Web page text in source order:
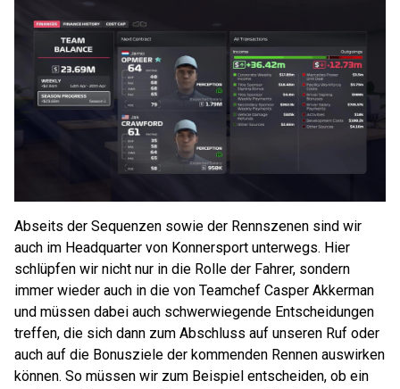
Abseits der Sequenzen sowie der Rennszenen sind wir
auch im Headquarter von Konnersport unterwegs. Hier
schlüpfen wir nicht nur in die Rolle der Fahrer, sondern
immer wieder auch in die von Teamchef Casper Akkerman
und müssen dabei auch schwerwiegende Entscheidungen
treffen, die sich dann zum Abschluss auf unseren Ruf oder
auch auf die Bonusziele der kommenden Rennen auswirken
können. So müssen wir zum Beispiel entscheiden, ob ein